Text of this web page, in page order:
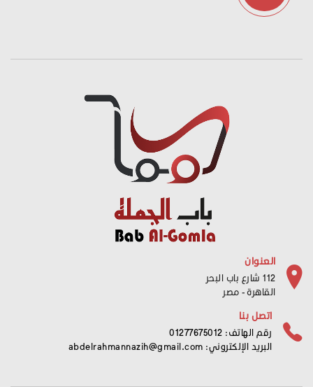
العنوان
112 شارع باب البحر
القاهرة - مصر
اتصل بنا
رقم الهاتف: 01277675012
البريد الإلكتروني: abdelrahmannazih@gmail.com